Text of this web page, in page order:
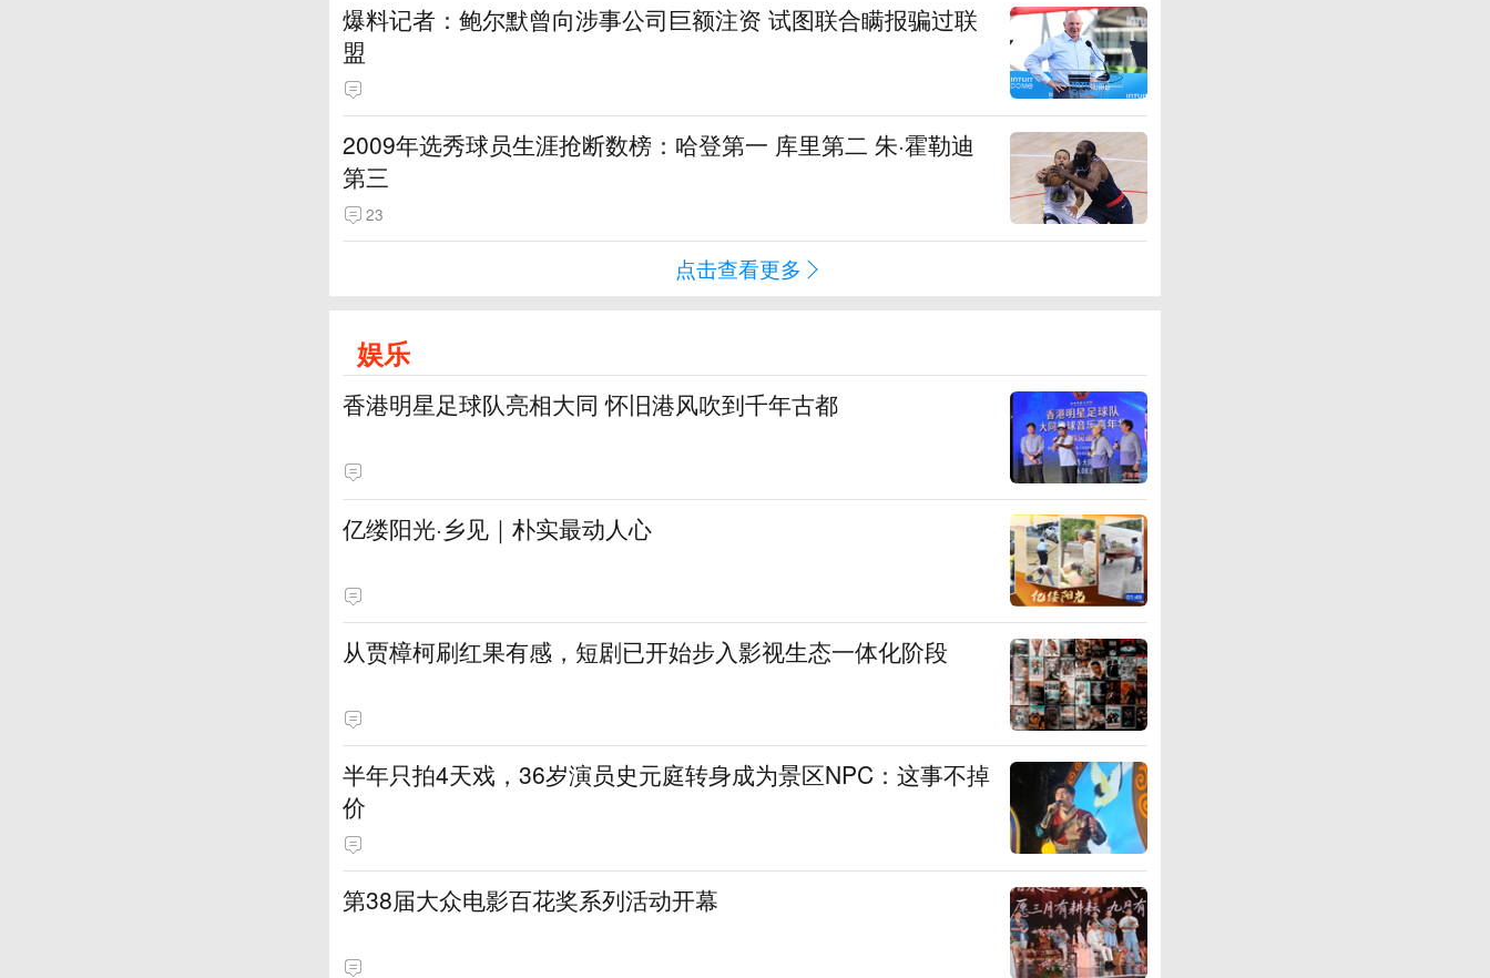
爆料记者：鲍尔默曾向涉事公司巨额注资 试图联合瞒报骗过联
盟
2009年选秀球员生涯抢断数榜：哈登第一 库里第二 朱·霍勒迪
第三
23
点击查看更多
娱乐
香港明星足球队亮相大同 怀旧港风吹到千年古都
亿缕阳光·乡见｜朴实最动人心
从贾樟柯刷红果有感，短剧已开始步入影视生态一体化阶段
半年只拍4天戏，36岁演员史元庭转身成为景区NPC：这事不掉
价
第38届大众电影百花奖系列活动开幕